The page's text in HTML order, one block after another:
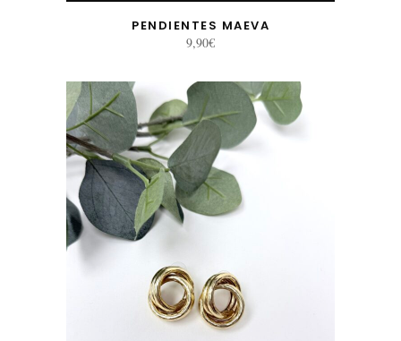
PENDIENTES MAEVA
9,90€